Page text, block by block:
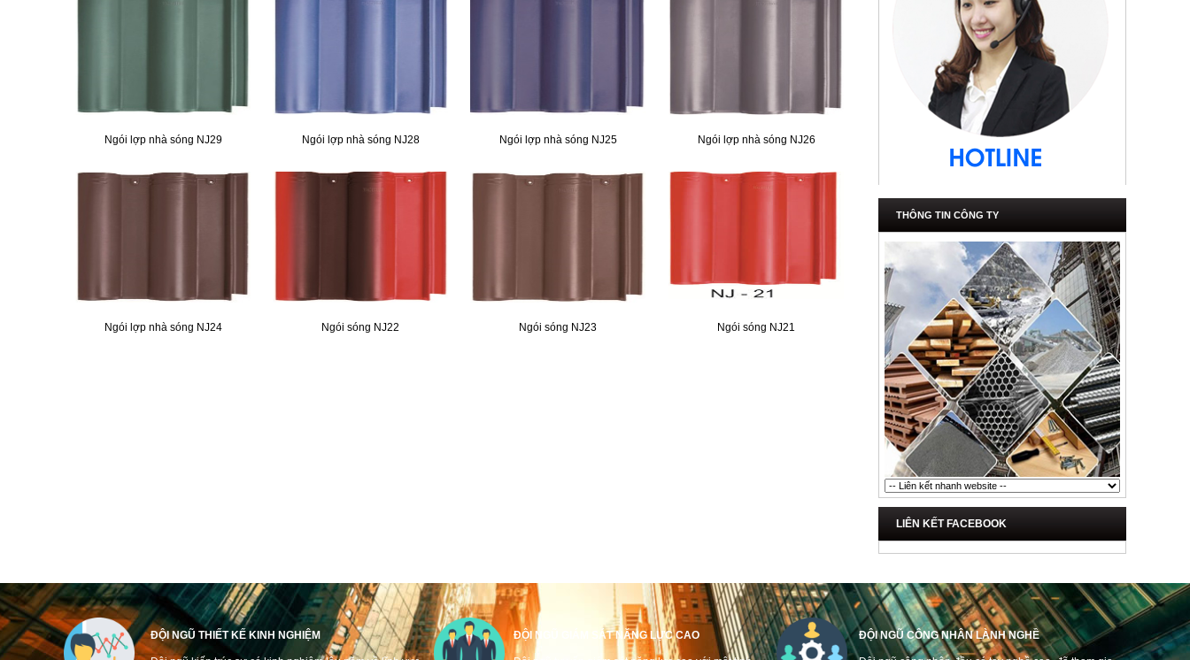
Ngói lợp nhà sóng NJ29 Ngói lợp nhà sóng NJ28 Ngói lợp nhà sóng NJ25 Ngói lợp nhà sóng NJ26
Ngói lợp nhà sóng NJ24 Ngói sóng NJ22 Ngói sóng NJ23 Ngói sóng NJ21
THÔNG TIN CÔNG TY
LIÊN KẾT FACEBOOK
ĐỘI NGŨ THIẾT KẾ KINH NGHIỆM ĐỘI NGŨ GIÁM SÁT NĂNG LỰC CAO ĐỘI NGŨ CÔNG NHÂN LÀNH NGHỀ